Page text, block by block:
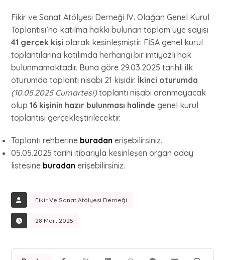
Fikir ve Sanat Atölyesi Derneği IV. Olağan Genel Kurul
Toplantısı’na katılma hakkı bulunan toplam üye sayısı
41 gerçek kişi olarak kesinleşmiştir. FİSA genel kurul
toplantılarına katılımda herhangi bir imtiyazlı hak
bulunmamaktadır. Buna göre 29.03.2025 tarihli ilk
oturumda toplantı nisabı 21 kişidir. İkinci oturumda
(10.05.2025 Cumartesi)toplantı nisabı aranmayacak
olup16 kişinin hazır bulunması halinde genel kurul
toplantısı gerçekleştirilecektir.
Toplantı rehberine buradanerişebilirsiniz.
05.05.2025 tarihi itibarıyla kesinleşen organ aday
listesine buradanerişebilirsiniz.
Fikir Ve Sanat Atölyesi Derneği
28 Mart 2025